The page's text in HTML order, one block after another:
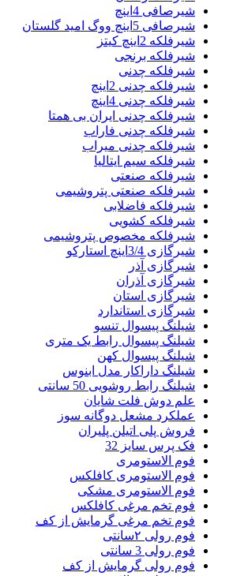
شیرصافی 4اینچ
شیرصافی 5اینچ ووگ امید گلستان
شیرفلکه 2اینچ کیتز
شیرفلکه برنجی
شیرفلکه چدنی
شیرفلکه چدنی 2اینچ
شیرفلکه چدنی 4اینچ
شیرفلکه چدنی ایران بی همتا
شیرفلکه چدنی فاراب
شیرفلکه چدنی میراب
شیرفلکه سیم ایتالیا
شیرفلکه صنعتی
شیرفلکه صنعتی پتروشیمی
شیرفلکه فاضلابی
شیرفلکه کشویی
شیرفلکه مخصوص پتروشیمی
شیرگازی 3/4اینچ استارکو
شیرگازی آذر
شیرگازی آذران
شیرگازی استان
شیرگازی استاندارد
شیلنگ پیسوال تنسو
شیلنگ پیسوال رابط یک متری
شیلنگ پیسوال کهن
شیلنگ داراکار مدل ابنوس
شیلنگ رابط روشویی 50 سانتی
علم دوش فلت شایان
عملکرد مشعل دوگانه سوز
فروش پلی اتیلن پلیران
فک پرس سایز 32
فوم الاستومری
فوم الاستومری کافلکس
فوم الاستومری مشکی
فوم تخم مرغی کافلکس
فوم تخم مرغی گرمایش از کف
فوم رولی ۲سانتی
فوم رولی 3 سانتی
فوم رولی گرمایش از کف